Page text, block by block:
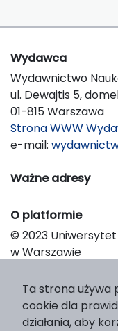
Wydawca
Wydawnictwo
ul. Dewajtis 5,
01-815 Warszawa
Strona WWW
e-mail:
Ważne adresy
O platformie
© 2023
w Warszawie
Platform &
Ta strona używa
cookie dla
działania, aby